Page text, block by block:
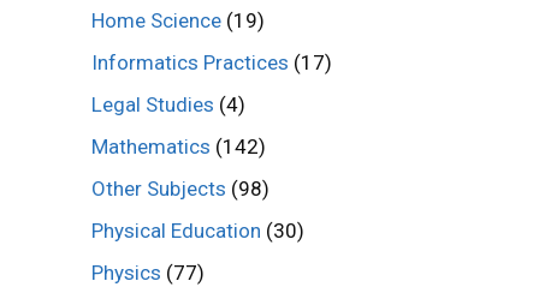
Home Science (19)
Informatics Practices (17)
Legal Studies (4)
Mathematics (142)
Other Subjects (98)
Physical Education (30)
Physics (77)